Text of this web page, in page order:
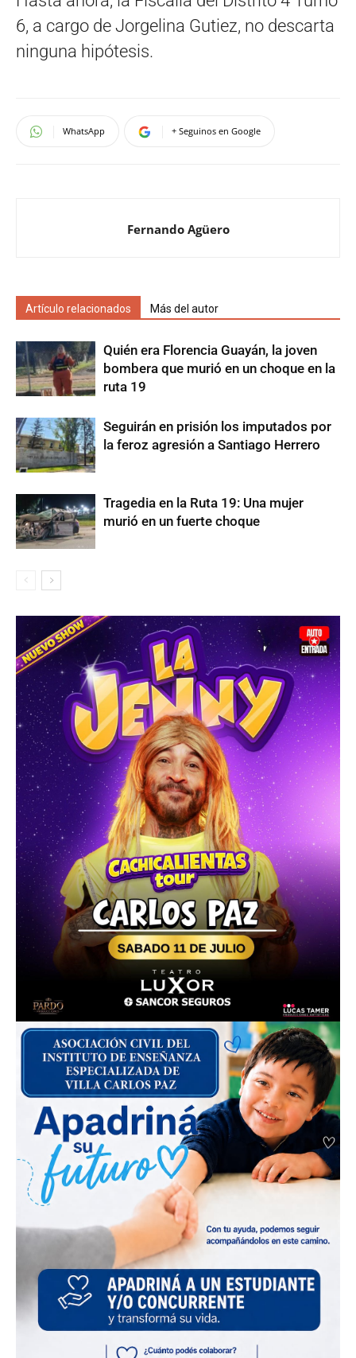
6, a cargo de Jorgelina Gutiez, no descarta
ninguna hipótesis.
WhatsApp + Seguinos en Google
Fernando Agüero
Artículo relacionados Más del autor
Quién era Florencia Guayán, la joven
bombera que murió en un choque en la
ruta 19
Seguirán en prisión los imputados por
la feroz agresión a Santiago Herrero
Tragedia en la Ruta 19: Una mujer
murió en un fuerte choque